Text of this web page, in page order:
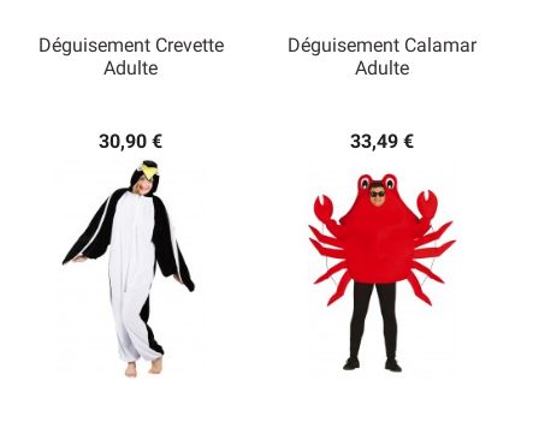
Déguisement Crevette
Adulte
30,90 €
Déguisement Calamar
Adulte
33,49 €